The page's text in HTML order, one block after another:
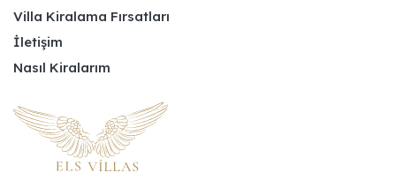
Villa Kiralama Fırsatları
İletişim
Nasıl Kiralarım